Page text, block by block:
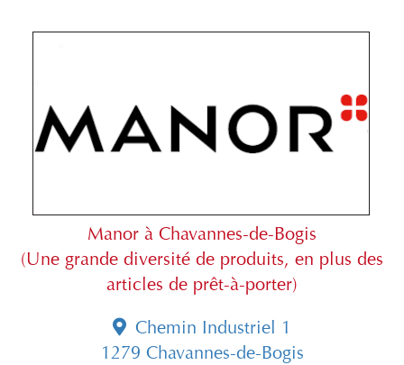
Manor à Chavannes-de-Bogis
(Une grande diversité de produits, en plus des
articles de prêt-à-porter)
Chemin Industriel 1
1279 Chavannes-de-Bogis